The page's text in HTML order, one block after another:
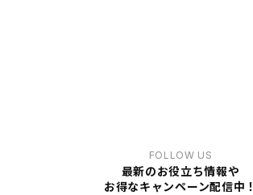
FOLLOW US
最新のお役立ち情報や
お得なキャンペーン配信中！